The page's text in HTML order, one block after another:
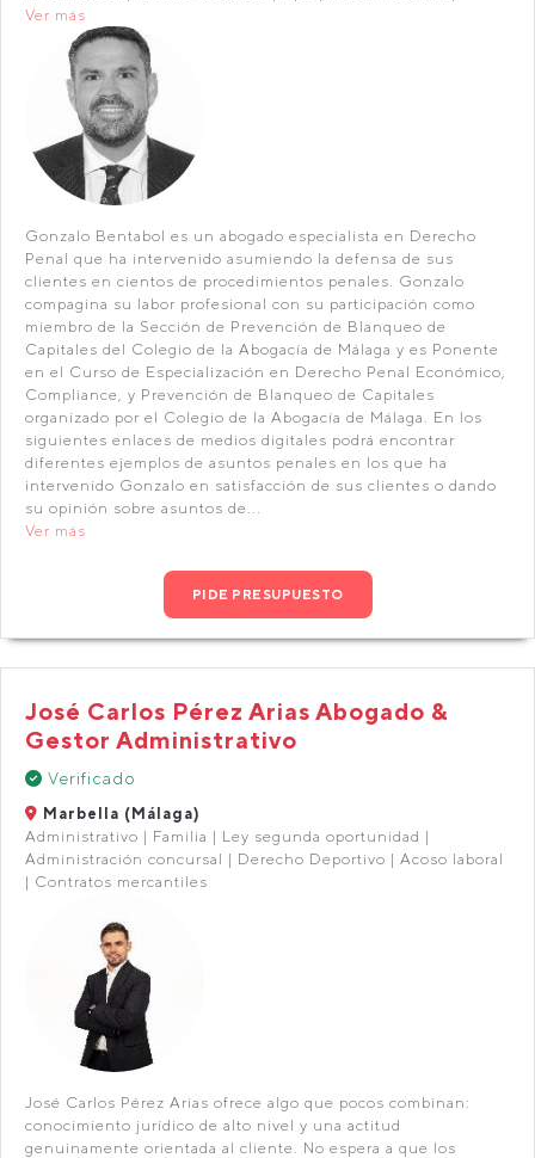
Ver más
Gonzalo Bentabol es un abogado especialista en Derecho
Penal que ha intervenido asumiendo la defensa de sus
clientes en cientos de procedimientos penales. Gonzalo
compagina su labor profesional con su participación como
miembro de la Sección de Prevención de Blanqueo de
Capitales del Colegio de la Abogacía de Málaga y es Ponente
en el Curso de Especialización en Derecho Penal Económico,
Compliance, y Prevención de Blanqueo de Capitales
organizado por el Colegio de la Abogacía de Málaga. En los
siguientes enlaces de medios digitales podrá encontrar
diferentes ejemplos de asuntos penales en los que ha
intervenido Gonzalo en satisfacción de sus clientes o dando
su opinión sobre asuntos de...
Ver más
PIDE PRESUPUESTO
José Carlos Pérez Arias Abogado &
Gestor Administrativo
Verificado
Marbella (Málaga)
Administrativo | Familia | Ley segunda oportunidad |
Administración concursal | Derecho Deportivo | Acoso laboral
| Contratos mercantiles
José Carlos Pérez Arias ofrece algo que pocos combinan:
conocimiento jurídico de alto nivel y una actitud
genuinamente orientada al cliente. No espera a que los